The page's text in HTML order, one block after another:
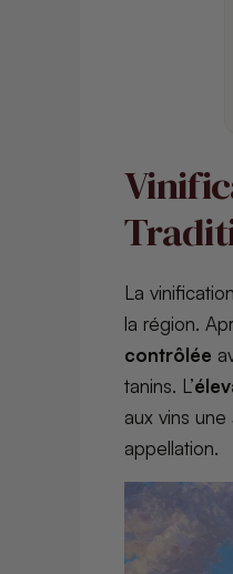
La
la région.
contrôlée
tanins. L’
aux vins une
appellation.